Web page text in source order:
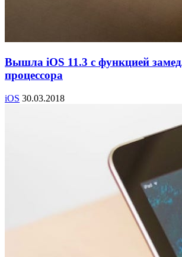
Вышла iOS 11.3 с функцией
процессора
iOS 30.03.2018